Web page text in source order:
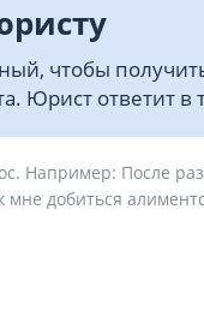
чтобы
Юрист ответит в